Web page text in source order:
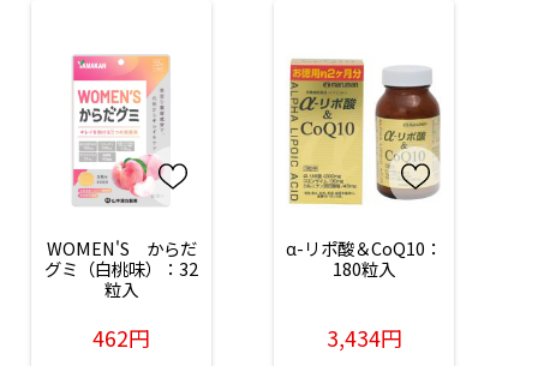
WOMEN'S　からだ
グミ（白桃味）：32
粒入
462円
α-リポ酸＆CoQ10：
180粒入
3,434円